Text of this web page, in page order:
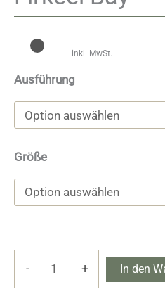
inkl. MwSt.
Ausführung
Größe
- + In den